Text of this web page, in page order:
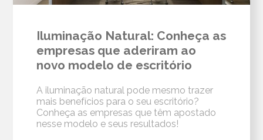
Iluminação Natural: Conheça as
empresas que aderiram ao
novo modelo de escritório
A iluminação natural pode mesmo trazer
mais benefícios para o seu escritório?
Conheça as empresas que têm apostado
nesse modelo e seus resultados!